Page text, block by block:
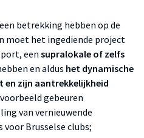
betrekking hebben op de
moet het ingediende project
een supralokale of zelfs
en aldus het dynamische
en zijn aantrekkelijkheid
gebeuren
van vernieuwende
Brusselse clubs;